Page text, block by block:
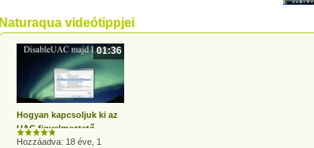
Naturaqua videótippjei
Hogyan kapcsoljuk ki az
UAC figyelmeztető
rendszert Windows Vista
01:36
Hozzáadva: 18 éve, 1